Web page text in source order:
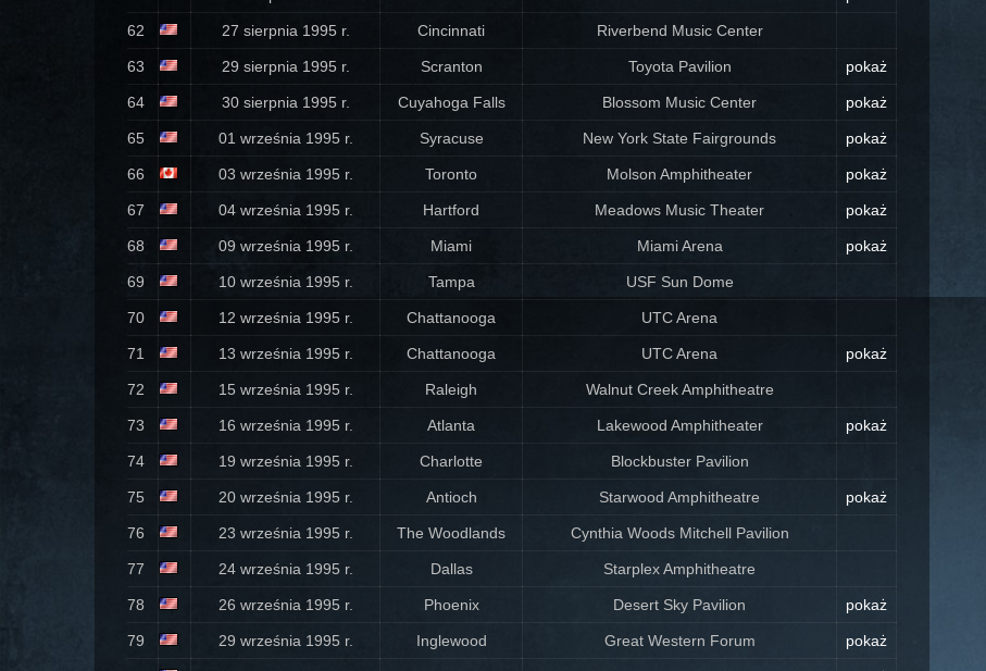
62 27 sierpnia 1995 r. Cincinnati Riverbend Music Center
63 29 sierpnia 1995 r. Scranton Toyota Pavilion pokaż
64 30 sierpnia 1995 r. Cuyahoga Falls Blossom Music Center pokaż
65 01 września 1995 r. Syracuse New York State Fairgrounds pokaż
66 03 września 1995 r. Toronto Molson Amphitheater pokaż
67 04 września 1995 r. Hartford Meadows Music Theater pokaż
68 09 września 1995 r. Miami Miami Arena pokaż
69 10 września 1995 r. Tampa USF Sun Dome
70 12 września 1995 r. Chattanooga UTC Arena
71 13 września 1995 r. Chattanooga UTC Arena pokaż
72 15 września 1995 r. Raleigh Walnut Creek Amphitheatre
73 16 września 1995 r. Atlanta Lakewood Amphitheater pokaż
74 19 września 1995 r. Charlotte Blockbuster Pavilion
75 20 września 1995 r. Antioch Starwood Amphitheatre pokaż
76 23 września 1995 r. The Woodlands Cynthia Woods Mitchell Pavilion
77 24 września 1995 r. Dallas Starplex Amphitheatre
78 26 września 1995 r. Phoenix Desert Sky Pavilion pokaż
79 29 września 1995 r. Inglewood Great Western Forum pokaż